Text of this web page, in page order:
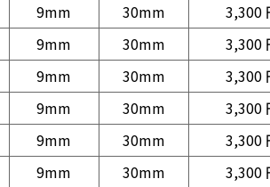
9mm 30mm 3,300
9mm 30mm 3,300
9mm 30mm 3,300
9mm 30mm 3,300
9mm 30mm 3,300
9mm 30mm 3,300